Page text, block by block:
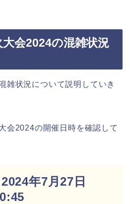
会2024の混雑状況
雑状況について説明していき
会2024の開催日時を確認して
年7月27日